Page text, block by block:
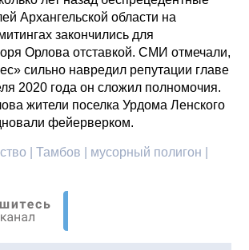
Архангельской области на
закончились для
Орлова отставкой. СМИ отмечали,
сильно навредил репутации главе
2020 года он сложил полномочия.
жители поселка Урдома Ленского
фейерверком.
| Тамбов | мусорный полигон |